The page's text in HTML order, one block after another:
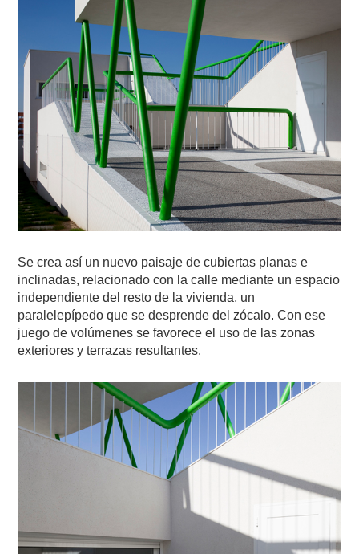
Se crea así un nuevo paisaje de cubiertas planas e
inclinadas, relacionado con la calle mediante un espacio
independiente del resto de la vivienda, un
paralelepípedo que se desprende del zócalo. Con ese
juego de volúmenes se favorece el uso de las zonas
exteriores y terrazas resultantes.